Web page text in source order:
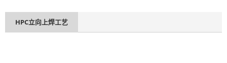
HPC立向上焊工艺